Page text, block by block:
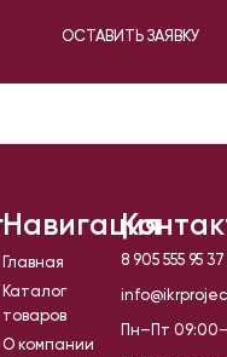
ОСТАВИТЬ ЗАЯВКУ
Навигация
Главная
Каталог
товаров
О компании
8 905 555 95 37
Пн–Пт